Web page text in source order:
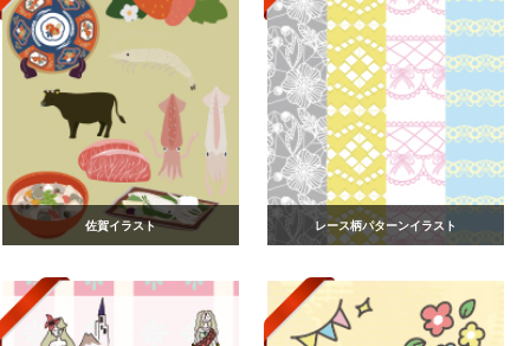
佐賀イラスト レース柄パターンイラスト